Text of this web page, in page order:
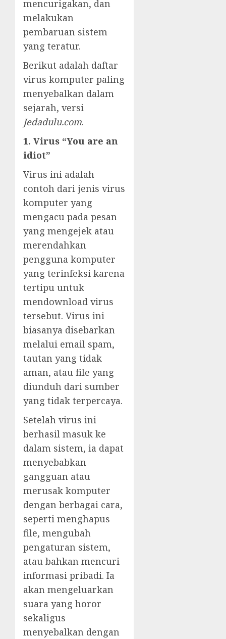
mencurigakan, dan
melakukan
pembaruan sistem
yang teratur.
Berikut adalah daftar
virus komputer paling
menyebalkan dalam
sejarah, versi
Jedadulu.com.
1. Virus “You are an
idiot”
Virus ini adalah
contoh dari jenis virus
komputer yang
mengacu pada pesan
yang mengejek atau
merendahkan
pengguna komputer
yang terinfeksi karena
tertipu untuk
mendownload virus
tersebut. Virus ini
biasanya disebarkan
melalui email spam,
tautan yang tidak
aman, atau file yang
diunduh dari sumber
yang tidak terpercaya.
Setelah virus ini
berhasil masuk ke
dalam sistem, ia dapat
menyebabkan
gangguan atau
merusak komputer
dengan berbagai cara,
seperti menghapus
file, mengubah
pengaturan sistem,
atau bahkan mencuri
informasi pribadi. Ia
akan mengeluarkan
suara yang horor
sekaligus
menyebalkan dengan